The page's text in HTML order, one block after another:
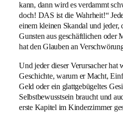
kann, dann wird es verdammt
doch! DAS ist die Wahrheit!“
einem kleinen Skandal und jeder,
Gunsten aus geschäftlichen oder
hat den Glauben an
Und jeder dieser Verursacher hat
Geschichte, warum er Macht,
Geld oder ein glattgebügeltes
Selbstbewusstsein braucht und
erste Kapitel im Kinderzimmer